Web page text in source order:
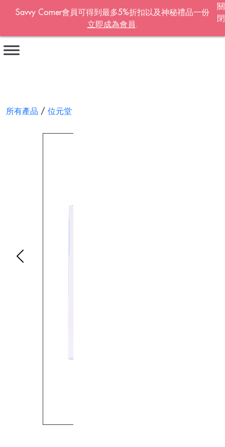
所有產品 / 位元堂
Previous
Become A Member!
電郵地址*
Savvy Corner會員可得到最多5%折扣以及神秘禮品一份
立即成為會員.
關
閉